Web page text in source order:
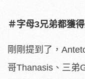
＃字母3兄弟都獲
剛剛提到了，
哥Thanasis、三弟